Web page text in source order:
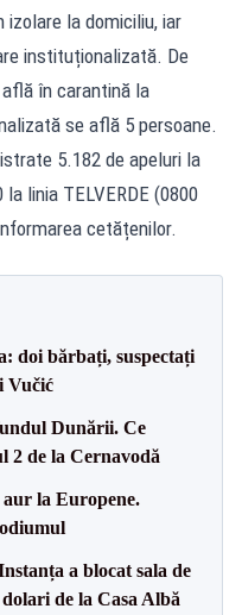
la domiciliu, iar
instituționalizată. De
în carantină la
se află 5 persoane.
5.182 de apeluri la
linia TELVERDE (0800
cetățenilor.
doi bărbați, suspectați
Vučić
Dunării. Ce
2 de la Cernavodă
la Europene.
a blocat sala de
de la Casa Albă